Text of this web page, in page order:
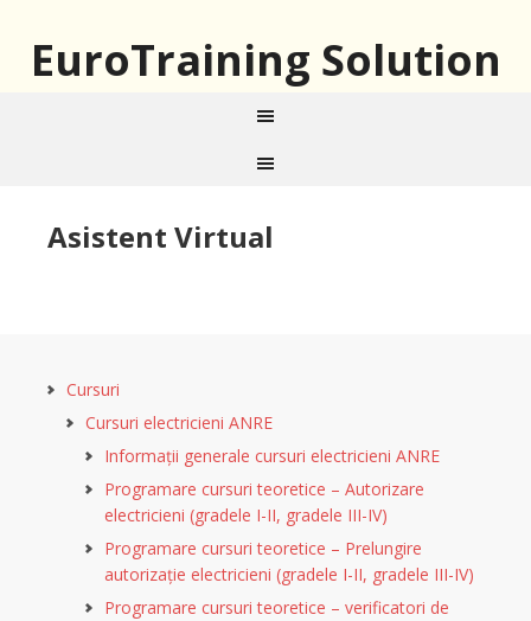
EuroTraining Solution
Asistent Virtual
Cursuri
Cursuri electricieni ANRE
Informații generale cursuri electricieni ANRE
Programare cursuri teoretice – Autorizare
electricieni (gradele I-II, gradele III-IV)
Programare cursuri teoretice – Prelungire
autorizație electricieni (gradele I-II, gradele III-IV)
Programare cursuri teoretice – verificatori de